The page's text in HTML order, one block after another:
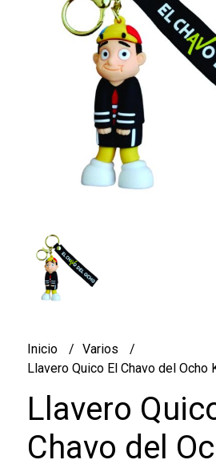
Inicio
Varios
Llavero Quico El Chavo del Ocho
Llavero
Chavo del